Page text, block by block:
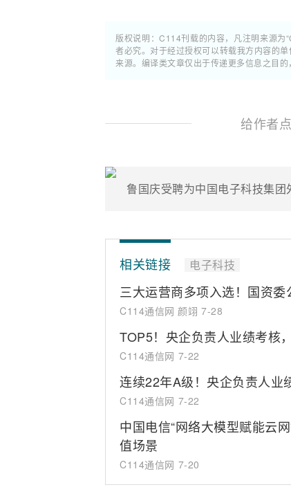
版权说明：C114刊载的内容，凡注明来源为
者必究。对于经过授权可以转载我方内容的
来源。编译类文章仅出于传递更多信息之目
给作者
鲁国庆受聘为中国电子科技集团
相关链接 电子科技
三大运营商多项入选！国资
C114通信网 颜翊 7-28
TOP5！央企负责人业绩考核
C114通信网 7-22
连续22年A级！央企负责人业
C114通信网 7-22
中国电信“网络大模型赋能云
值场景
C114通信网 7-20